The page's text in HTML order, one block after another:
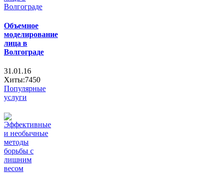
Объемное
моделирование
лица в
Волгограде
31.01.16
Хиты:7450
Популярные
услуги